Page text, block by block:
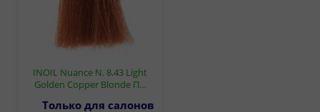
INOIL Nuance N. 8.43 Light
Golden Copper Blonde П…
Только для салонов